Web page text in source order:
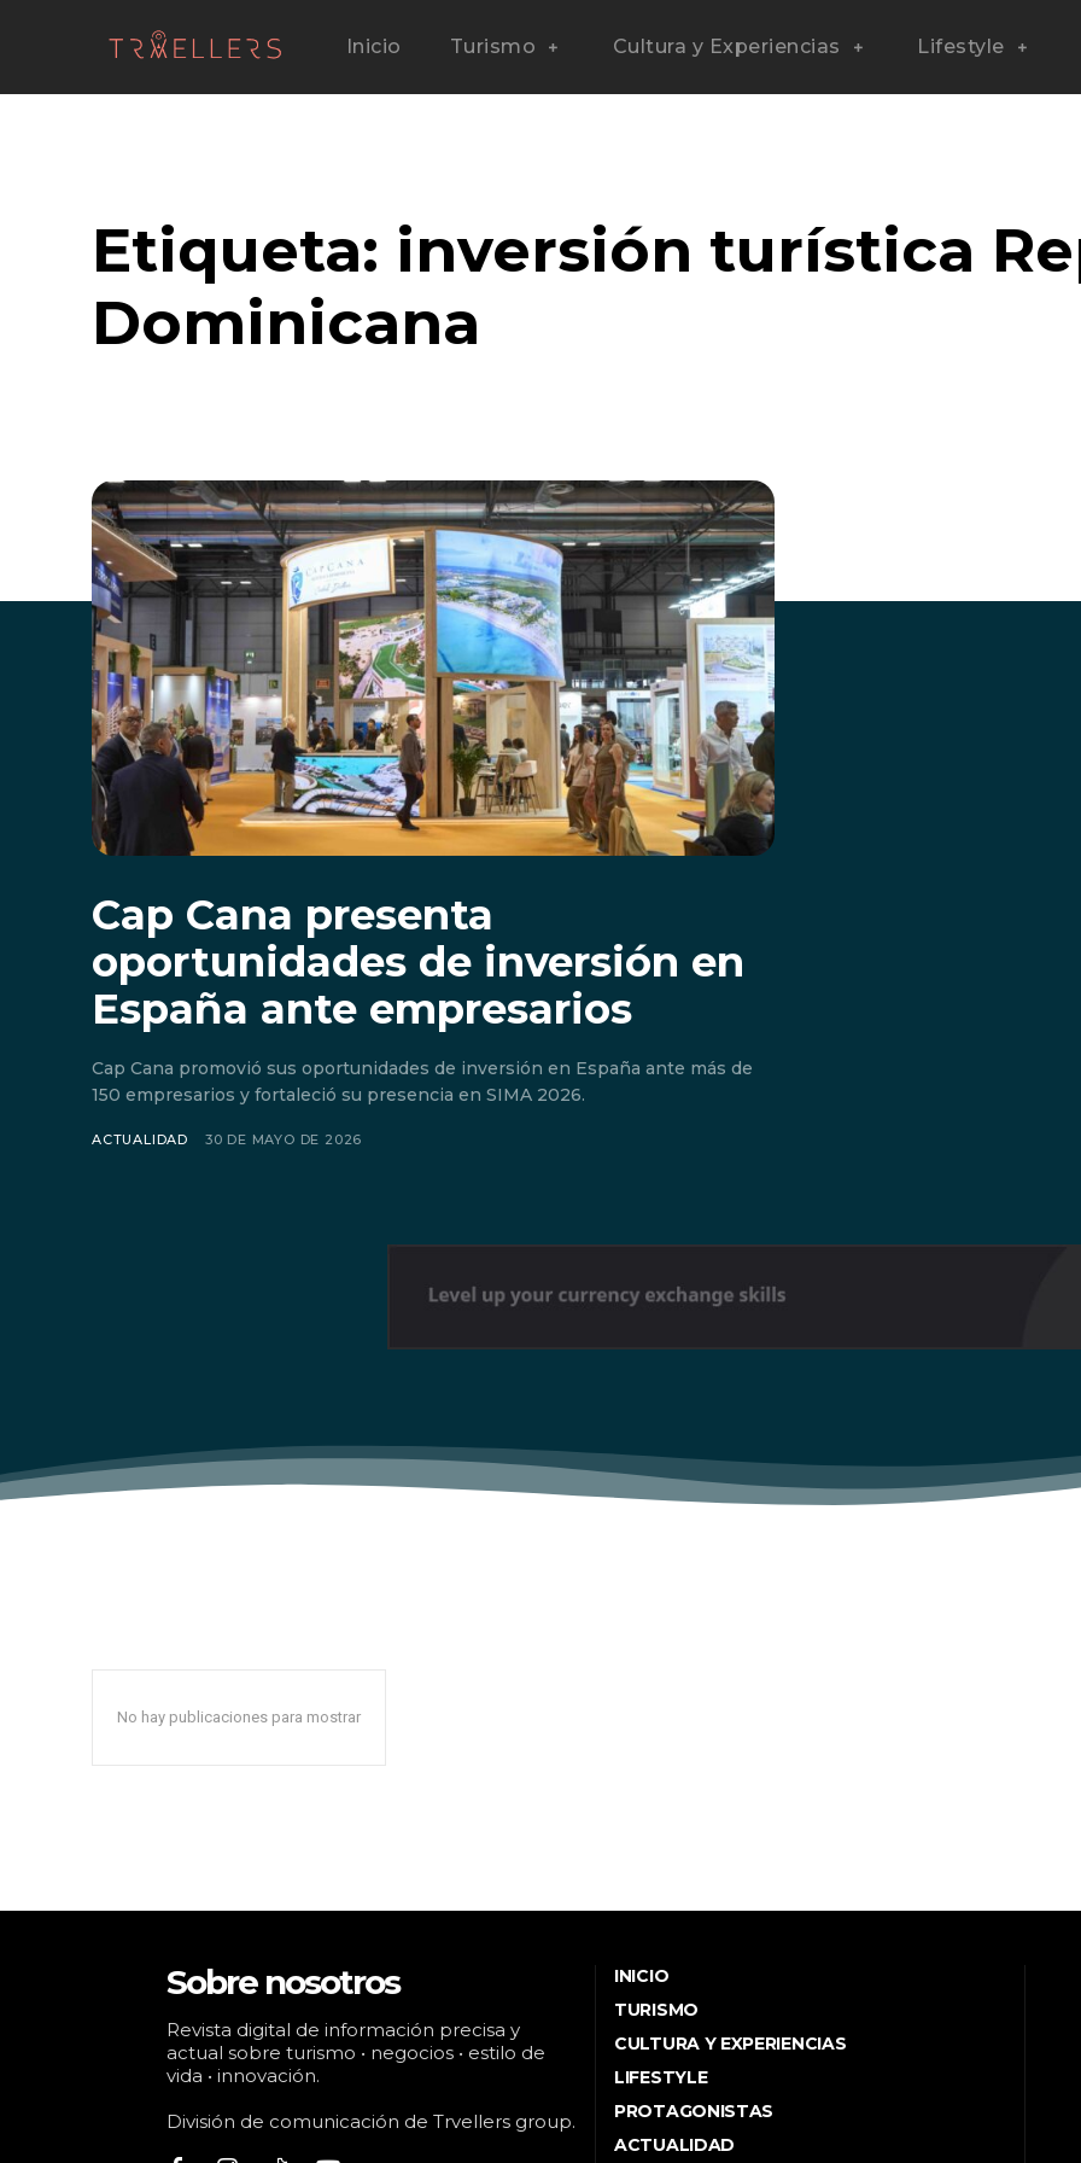
Inicio Turismo Cultura y Experiencias Lifestyle
Etiqueta: inversión turística
Dominicana
Cap Cana presenta
oportunidades de inversión en
España ante empresarios
Cap Cana promovió sus oportunidades de inversión en España ante más de
150 empresarios y fortaleció su presencia en SIMA 2026.
ACTUALIDAD 30 DE MAYO DE 2026
No hay publicaciones para mostrar
Sobre nosotros
Revista digital de información precisa y
actual sobre turismo • negocios • estilo de
vida • innovación.
División de comunicación de Trvellers group.
INICIO
TURISMO
CULTURA Y EXPERIENCIAS
LIFESTYLE
PROTAGONISTAS
ACTUALIDAD